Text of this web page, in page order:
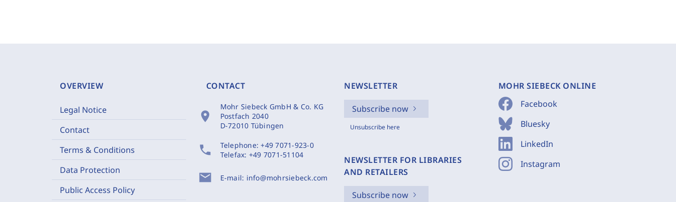
OVERVIEW
Legal Notice
Contact
Terms & Conditions
Data Protection
Public Access Policy
CONTACT
location_on
Mohr Siebeck GmbH & Co. KG
Postfach 2040
D-72010 Tübingen
phone Telephone:+49 7071-923-0
Telefax: +49 7071-51104
mail E-mail: info@mohrsiebeck.com
NEWSLETTER
Subscribe now
Unsubscribe here
NEWSLETTER FOR LIBRARIES
AND RETAILERS
Subscribe now
MOHR SIEBECK ONLINE
Facebook
Bluesky
LinkedIn
Instagram